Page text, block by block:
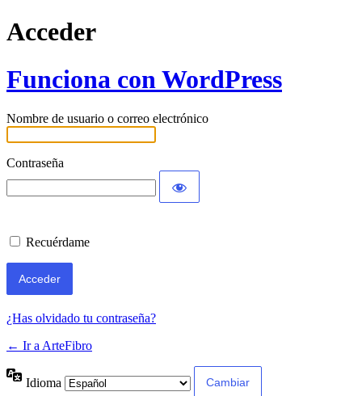
Acceder
Funciona con WordPress
Nombre de usuario o correo electrónico
Contraseña
Recuérdame
¿Has olvidado tu contraseña?
← Ir a ArteFibro
Idioma